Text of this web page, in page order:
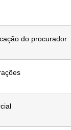
do procurador